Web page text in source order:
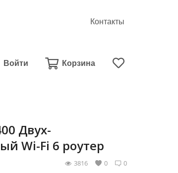
Контакты
Войти Корзина
Двух-
Wi-Fi 6 роутер
0
0
3816